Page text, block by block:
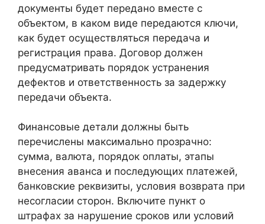
документы будет передано вместе с
объектом, в каком виде передаются ключи,
как будет осуществляться передача и
регистрация права. Договор должен
предусматривать порядок устранения
дефектов и ответственность за задержку
передачи объекта.
Финансовые детали должны быть
перечислены максимально прозрачно:
сумма, валюта, порядок оплаты, этапы
внесения аванса и последующих платежей,
банковские реквизиты, условия возврата при
несогласии сторон. Включите пункт о
штрафах за нарушение сроков или условий